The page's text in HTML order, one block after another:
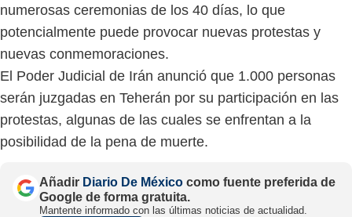
numerosas ceremonias de los 40 días, lo que
potencialmente puede provocar nuevas protestas y
nuevas conmemoraciones.
El Poder Judicial de Irán anunció que 1.000 personas
serán juzgadas en Teherán por su participación en las
protestas, algunas de las cuales se enfrentan a la
posibilidad de la pena de muerte.
Añadir Diario De México como fuente preferida de
Google de forma gratuita.
Mantente informado con las últimas noticias de actualidad.